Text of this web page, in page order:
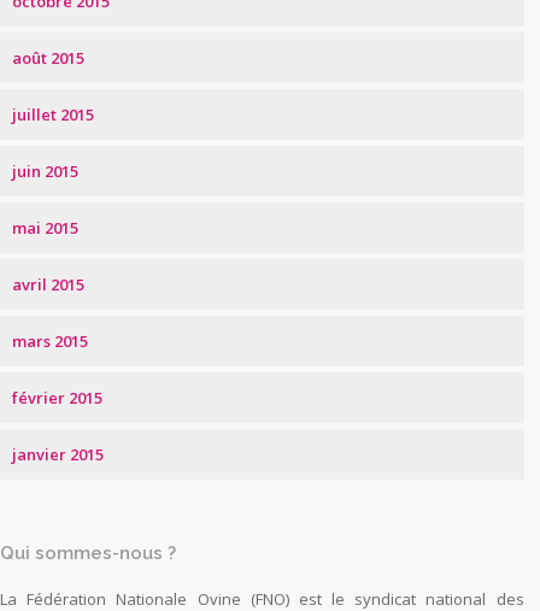
août 2015
juillet 2015
juin 2015
mai 2015
avril 2015
mars 2015
février 2015
janvier 2015
Qui sommes-nous ?
La Fédération Nationale Ovine (FNO) est le syndicat national des